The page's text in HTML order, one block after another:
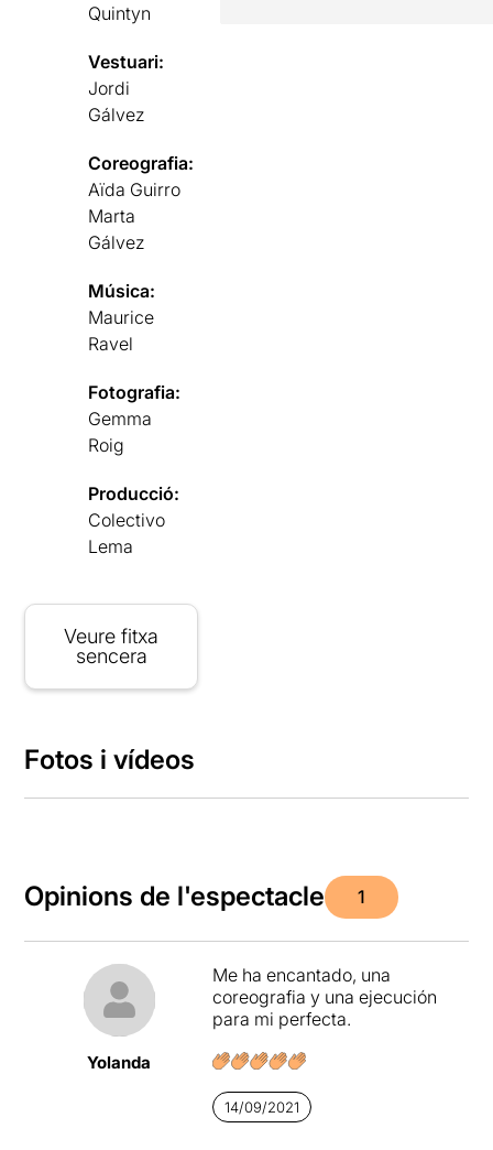
Quintyn
Vestuari:
Jordi
Gálvez
Coreografia:
Aïda Guirro
Marta
Gálvez
Música:
Maurice
Ravel
Fotografia:
Gemma
Roig
Producció:
Colectivo
Lema
Veure fitxa
sencera
Fotos i vídeos
Opinions de l'espectacle 1
Yolanda
Me ha encantado, una
coreografia y una ejecución
para mi perfecta.
14/09/2021